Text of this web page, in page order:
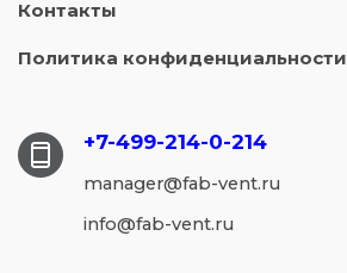
Контакты
Политика конфиденциальности
+7-499-214-0-214
manager@fab-vent.ru
info@fab-vent.ru